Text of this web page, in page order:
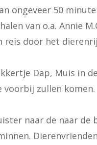
ongeveer 50
van o.a. Annie
reis door het
Dap, Muis in
voorbij zullen komen.
naar de naar de